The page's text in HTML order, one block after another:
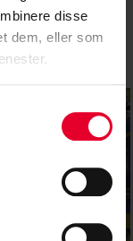
disse
dem, eller som